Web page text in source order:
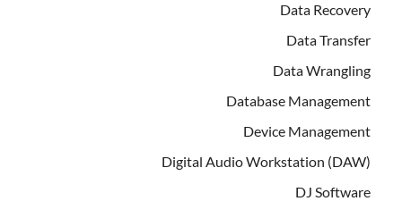
Data Recovery
Data Transfer
Data Wrangling
Database Management
Device Management
Digital Audio Workstation (DAW)
DJ Software